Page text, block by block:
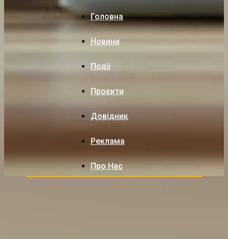
Головна
Новини
Події
Проєкти
Довідник
Реклама
Про Нас